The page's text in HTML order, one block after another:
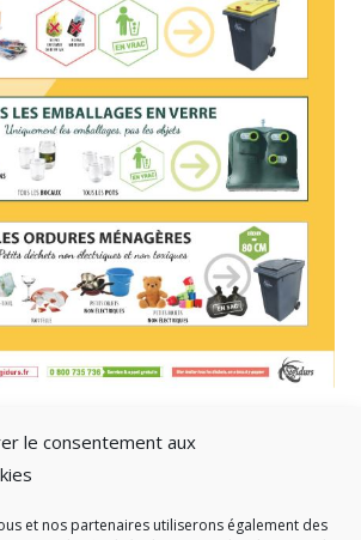
le consentement aux
et nos partenaires utiliserons également des